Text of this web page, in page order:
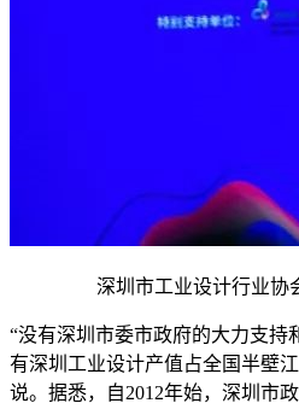
深圳市工业设计行业协
“没有深圳市委市政府的大力支持
有深圳工业设计产值占全国半壁
说。据悉，自2012年始，深圳市